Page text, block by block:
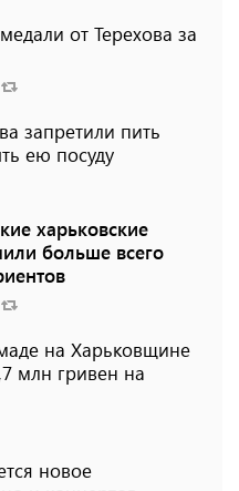
от Терехова за
запретили пить
ею посуду
харьковские
больше всего
на Харьковщине
млн ​​гривен на
новое